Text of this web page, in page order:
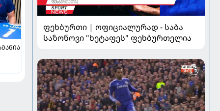
ფეხბურთი | ოფიციალურად - საბა
საზონოვი "ხეტაფეს" ფეხბურთელია